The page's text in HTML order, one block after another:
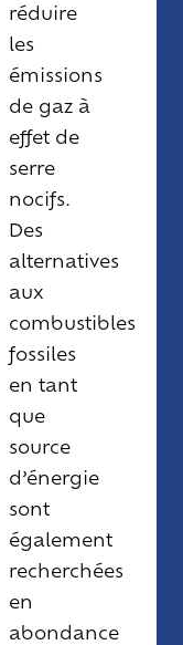
réduire
les
émissions
de gaz à
effet de
serre
nocifs.
Des
alternatives
aux
combustibles
fossiles
en tant
que
source
d’énergie
sont
également
recherchées
en
abondance